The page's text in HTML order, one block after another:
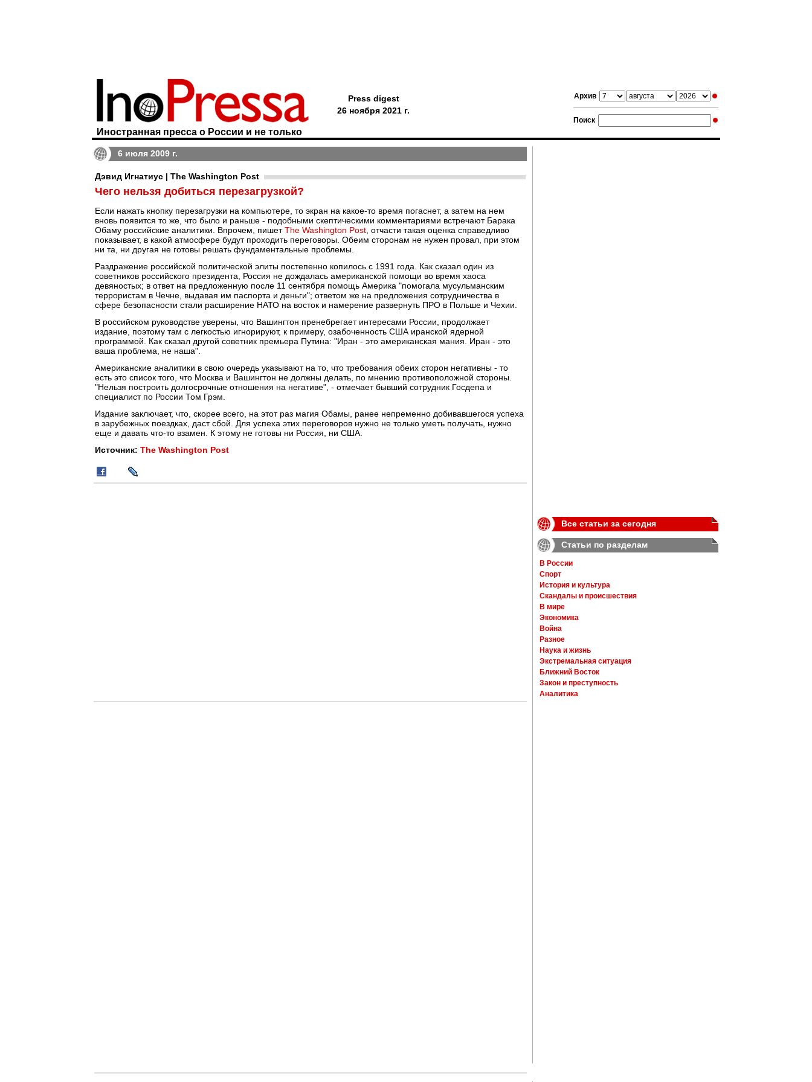
Архив
Поиск
Иностранная пресса о России и не только
Press digest
26 ноября 2021 г.
6 июля 2009 г.
Дэвид Игнатиус | The Washington Post
Чего нельзя добиться перезагрузкой?
Если нажать кнопку перезагрузки на компьютере, то экран на какое-то время погаснет, а затем на нем
вновь появится то же, что было и раньше - подобными скептическими комментариями встречают Барака
Обаму российские аналитики. Впрочем, пишетThe Washington Post , отчасти такая оценка справедливо
показывает, в какой атмосфере будут проходить переговоры. Обеим сторонам не нужен провал, при этом
ни та, ни другая не готовы решать фундаментальные проблемы.
Раздражение российской политической элиты постепенно копилось с 1991 года. Как сказал один из
советников российского президента, Россия не дождалась американской помощи во время хаоса
девяностых; в ответ на предложенную после 11 сентября помощь Америка "помогала мусульманским
террористам в Чечне, выдавая им паспорта и деньги"; ответом же на предложения сотрудничества в
сфере безопасности стали расширение НАТО на восток и намерение развернуть ПРО в Польше и Чехии.
В российском руководстве уверены, что Вашингтон пренебрегает интересами России, продолжает
издание, поэтому там с легкостью игнорируют, к примеру, озабоченность США иранской ядерной
программой. Как сказал другой советник премьера Путина: "Иран - это американская мания. Иран - это
ваша проблема, не наша".
Американские аналитики в свою очередь указывают на то, что требования обеих сторон негативны - то
есть это список того, что Москва и Вашингтон не должны делать, по мнению противоположной стороны.
"Нельзя построить долгосрочные отношения на негативе", - отмечает бывший сотрудник Госдепа и
специалист по России Том Грэм.
Издание заключает, что, скорее всего, на этот раз магия Обамы, ранее непременно добивавшегося успеха
в зарубежных поездках, даст сбой. Для успеха этих переговоров нужно не только уметь получать, нужно
еще и давать что-то взамен. К этому не готовы ни Россия, ни США.
Источник: The Washington Post
Все статьи за сегодня
Статьи по разделам
В России
Спорт
История и культура
Скандалы и происшествия
В мире
Экономика
Война
Разное
Наука и жизнь
Экстремальная ситуация
Ближний Восток
Закон и преступность
Аналитика